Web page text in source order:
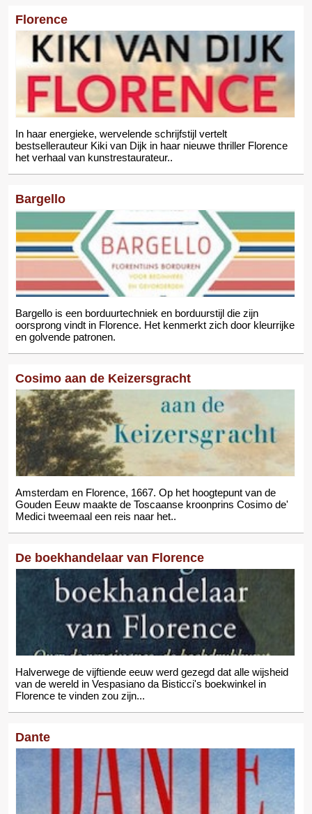
Florence
In haar energieke, wervelende schrijfstijl vertelt
bestsellerauteur Kiki van Dijk in haar nieuwe thriller Florence
het verhaal van kunstrestaurateur..
Bargello
Bargello is een borduurtechniek en borduurstijl die zijn
oorsprong vindt in Florence. Het kenmerkt zich door kleurrijke
en golvende patronen.
Cosimo aan de Keizersgracht
Amsterdam en Florence, 1667. Op het hoogtepunt van de
Gouden Eeuw maakte de Toscaanse kroonprins Cosimo de'
Medici tweemaal een reis naar het..
De boekhandelaar van Florence
Halverwege de vijftiende eeuw werd gezegd dat alle wijsheid
van de wereld in Vespasiano da Bisticci's boekwinkel in
Florence te vinden zou zijn...
Dante